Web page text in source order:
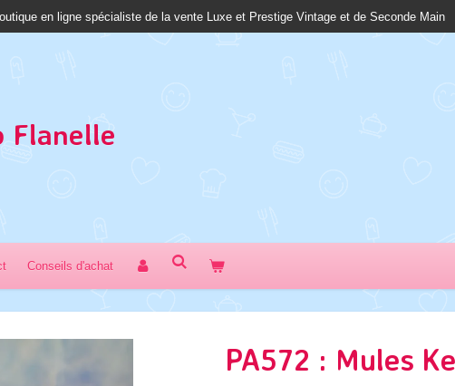
en ligne spécialiste de la vente Luxe et Prestige Vintage et de Seconde Main
Flanelle
Conseils d'achat
PA572 : Mules